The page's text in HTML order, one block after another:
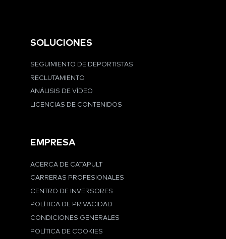
SOLUCIONES
SEGUIMIENTO DE DEPORTISTAS
RECLUTAMIENTO
ANÁLISIS DE VÍDEO
LICENCIAS DE CONTENIDOS
EMPRESA
ACERCA DE CATAPULT
CARRERAS PROFESIONALES
CENTRO DE INVERSORES
POLÍTICA DE PRIVACIDAD
CONDICIONES GENERALES
POLÍTICA DE COOKIES